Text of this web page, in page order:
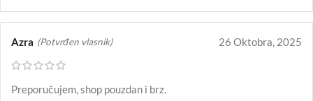
Azra (Potvrđen vlasnik) 26 Oktobra, 2025
Preporučujem, shop pouzdan i brz.